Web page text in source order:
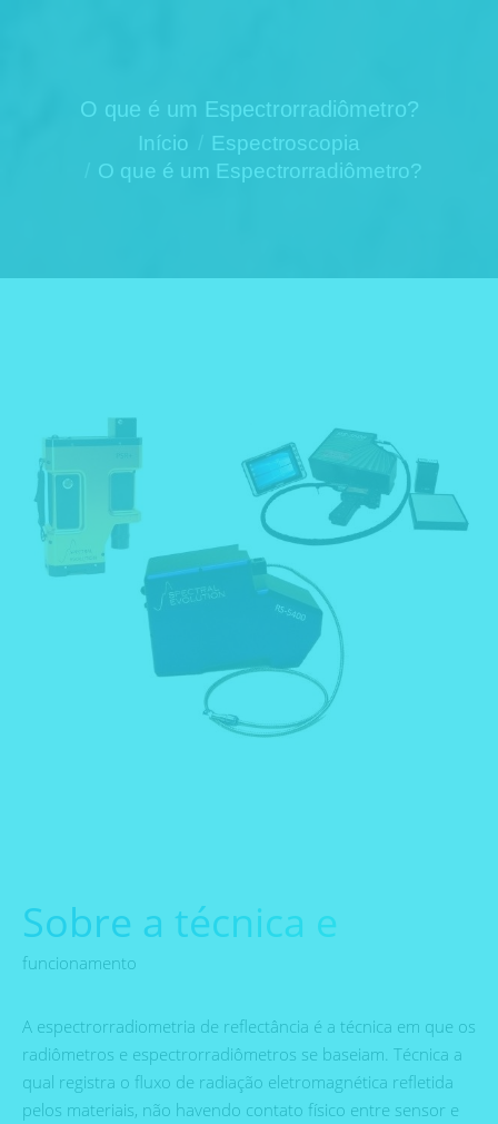
O que é um Espectrorradiômetro?
Início
Espectroscopia
O que é um Espectrorradiômetro?
Sobre a técnica e
funcionamento
A espectrorradiometria de reflectância é a técnica em que os
radiômetros e espectrorradiômetros se baseiam. Técnica a
qual registra o fluxo de radiação eletromagnética refletida
pelos materiais, não havendo contato físico entre sensor e